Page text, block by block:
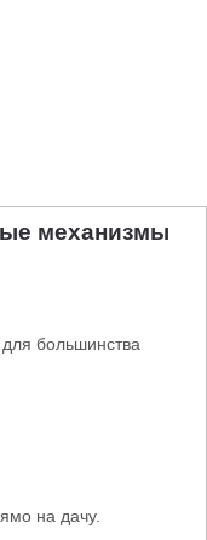
механизмы
большинства
на дачу.